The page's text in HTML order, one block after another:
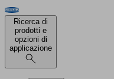
Ricerca di
prodotti e
opzioni di
applicazione